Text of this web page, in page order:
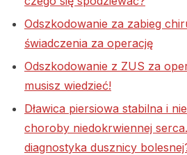
Odszkodowanie za zabieg
świadczenia za operację
Odszkodowanie z ZUS za
musisz wiedzieć!
Dławica piersiowa stabilna i
choroby niedokrwiennej
diagnostyka dusznicy